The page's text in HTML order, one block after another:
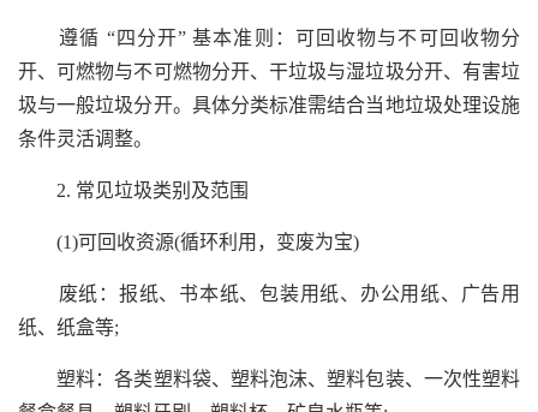
遵循 “四分开” 基本准则：可回收物与不可回收物分
开、可燃物与不可燃物分开、干垃圾与湿垃圾分开、有害垃
圾与一般垃圾分开。具体分类标准需结合当地垃圾处理设施
条件灵活调整。
2. 常见垃圾类别及范围
(1)可回收资源(循环利用，变废为宝)
废纸：报纸、书本纸、包装用纸、办公用纸、广告用
纸、纸盒等;
塑料：各类塑料袋、塑料泡沫、塑料包装、一次性塑料